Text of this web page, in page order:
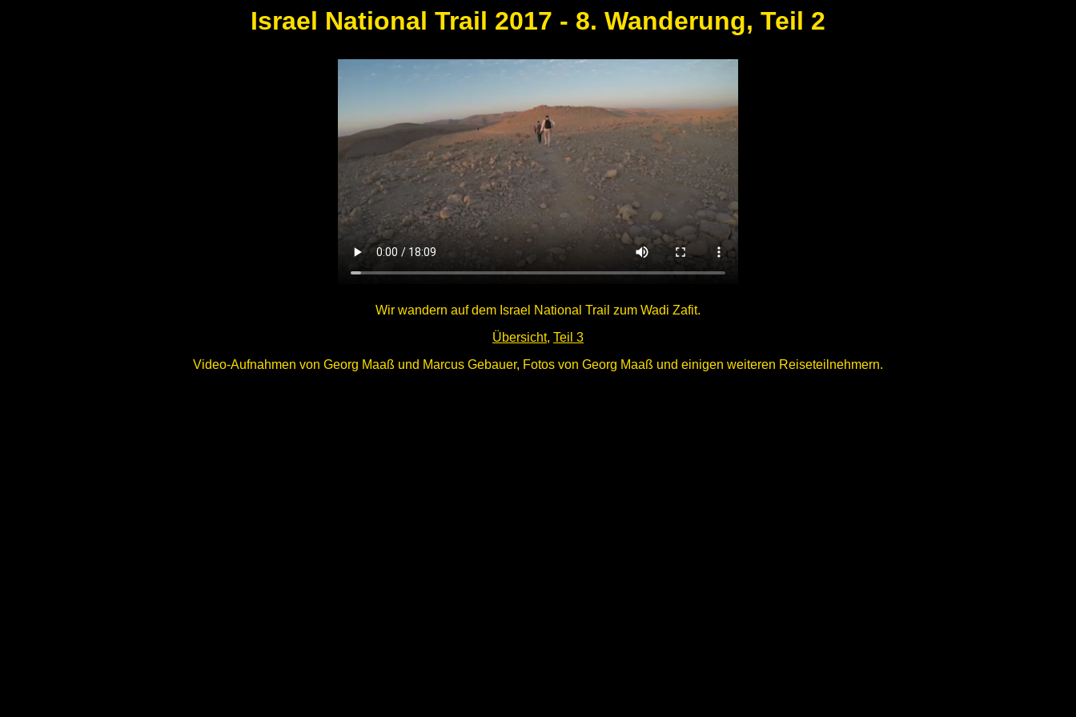
Israel National Trail 2017 - 8. Wanderung, Teil 2
Wir wandern auf dem Israel National Trail zum Wadi Zafit.
Übersicht, Teil 3
Video-Aufnahmen von Georg Maaß und Marcus Gebauer, Fotos von Georg Maaß und einigen weiteren Reiseteilnehmern.